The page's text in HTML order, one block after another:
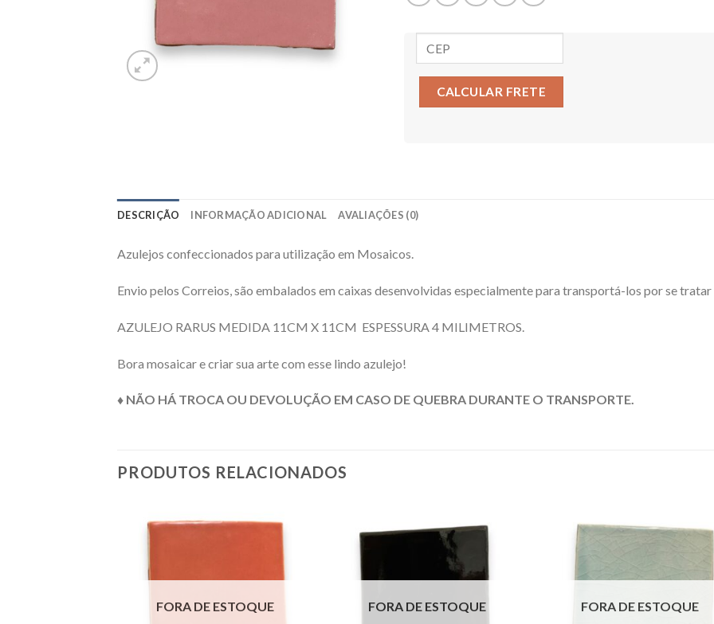
CALCULAR FRETE
DESCRIÇÃO INFORMAÇÃO ADICIONAL AVALIAÇÕES (0)
Azulejos confeccionados para utilização em Mosaicos.
Envio pelos Correios, são embalados em caixas desenvolvidas especialmente para transportá-los por se
AZULEJO RARUS MEDIDA 11CM X 11CM ESPESSURA 4 MILIMETROS.
Bora mosaicar e criar sua arte com esse lindo azulejo!
♦ NÃO HÁ TROCA OU DEVOLUÇÃO EM CASO DE QUEBRA DURANTE O TRANSPORTE.
PRODUTOS RELACIONADOS
FORA DE ESTOQUE FORA DE ESTOQUE FORA DE ESTOQUE